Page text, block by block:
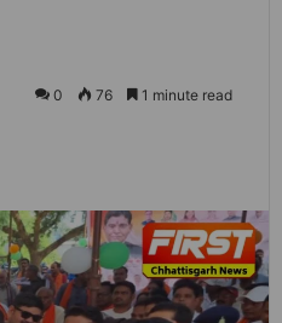
0 76 1 minute read